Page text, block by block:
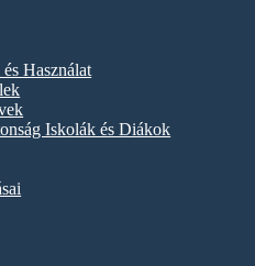
Használat
Iskolák és Diákok